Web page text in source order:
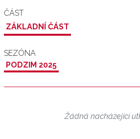
ČÁST
ZÁKLADNÍ ČÁST
SEZÓNA
PODZIM 2025
Žádná nacházející